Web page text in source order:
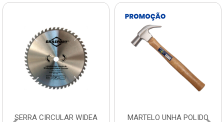
SERRA CIRCULAR WIDEA
MARTELO UNHA POLIDO